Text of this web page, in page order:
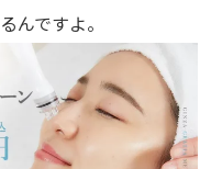
んですよ。